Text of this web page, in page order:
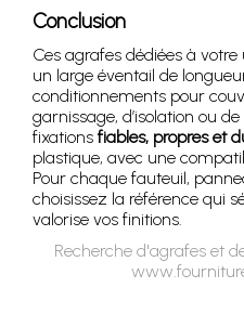
Conclusion
Ces agrafes dédiées à
un large éventail de
conditionnements pour
garnissage, d’isolation ou
fixations fiables, propres et
plastique, avec une
Pour chaque fauteuil,
choisissez la référence qui
valorise vos finitions.
Recherche d'agrafes et